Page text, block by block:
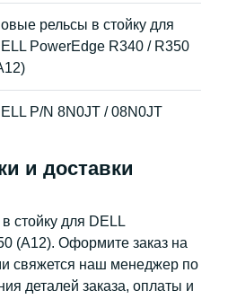
рельсы в стойку для
PowerEdge R340 / R350
P/N 8N0JT / 08N0JT
и доставки
стойку для DELL
(A12). Оформите заказ на
свяжется наш менеджер по
деталей заказа, оплаты и